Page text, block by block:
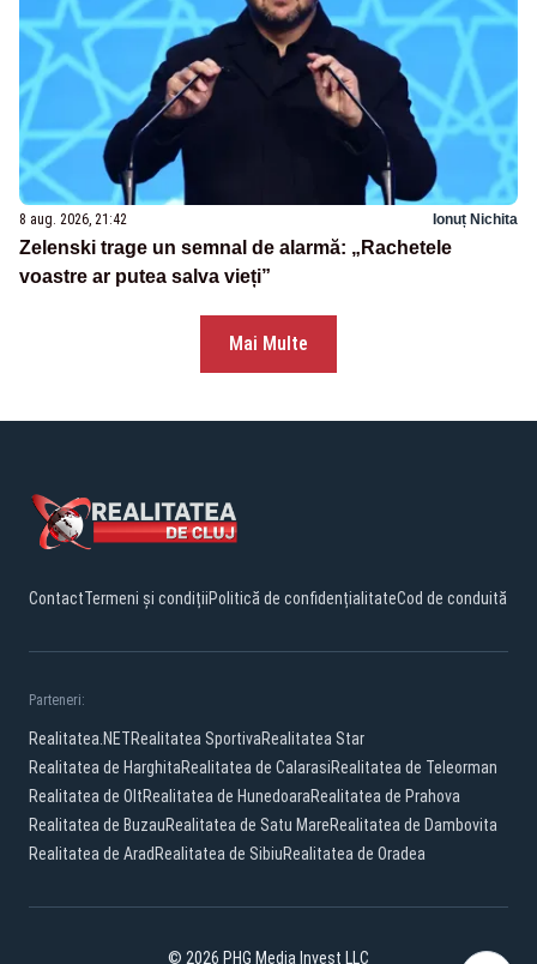
8 aug. 2026, 21:42 Ionuț Nichita
Zelenski trage un semnal de alarmă: „Rachetele
voastre ar putea salva vieți”
Mai Multe
ContactTermeni și condițiiPolitică de confidențialitateCod de conduită
Parteneri:
Realitatea.NETRealitatea SportivaRealitatea Star
Realitatea de HarghitaRealitatea de CalarasiRealitatea de Teleorman
Realitatea de OltRealitatea de HunedoaraRealitatea de Prahova
Realitatea de BuzauRealitatea de Satu MareRealitatea de Dambovita
Realitatea de Arad Realitatea de SibiuRealitatea de Oradea
© 2026 PHG Media Invest LLC